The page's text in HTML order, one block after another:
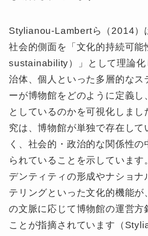
Stylianou-Lambertら（2014）
社会的側面を「文化的持続可能
sustainability）」として理論化
治体、個人といった多層的なス
ーが博物館をどのように定義し
としているのかを可視化しまし
究は、博物館が単独で存在して
く、社会的・政治的な関係性の
られていることを示しています
デンティティの形成やナショナ
テリングといった文化的機能が
の文脈に応じて博物館の運営方
ことが指摘されています（